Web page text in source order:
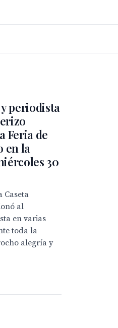
periodista
Feria de
en la
30
Caseta
al
en varias
toda la
alegría y